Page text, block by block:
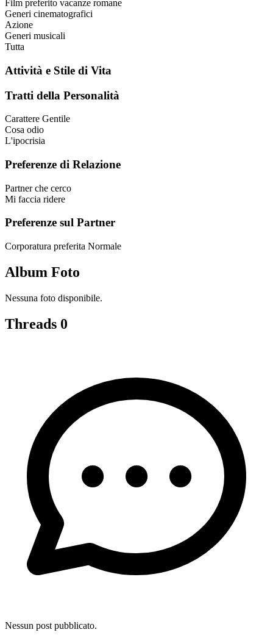
Film preferito vacanze romane
Generi cinematografici
Azione
Generi musicali
Tutta
Attività e Stile di Vita
Tratti della Personalità
Carattere Gentile
Cosa odio
L'ipocrisia
Preferenze di Relazione
Partner che cerco
Mi faccia ridere
Preferenze sul Partner
Corporatura preferita Normale
Album Foto
Nessuna foto disponibile.
Threads 0
Nessun post pubblicato.